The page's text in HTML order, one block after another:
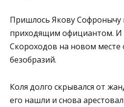
Пришлось Якову Софронычу
приходящим официантом. И
Скороходов на новом месте
безобразий.
Коля долго скрывался от
его нашли и снова